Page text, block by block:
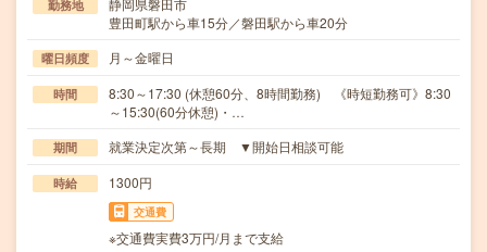
勤務地
静岡県磐田市
豊田町駅から車15分／磐田駅から車20分
曜日頻度 月～金曜日
時間
8:30～17:30 (休憩60分、8時間勤務) 《時短勤務可》8:30
～15:30(60分休憩)・…
期間 就業決定次第～長期 ▼開始日相談可能
時給 1300円
交通費
※交通費実費3万円/月まで支給